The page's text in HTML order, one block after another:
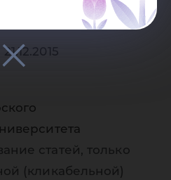
21.12.2015
статей, только
(кликабельной)